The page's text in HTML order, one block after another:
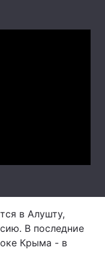
в Алушту,
В последние
Крыма - в